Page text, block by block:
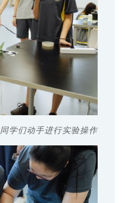
同学们动手进行实验操作